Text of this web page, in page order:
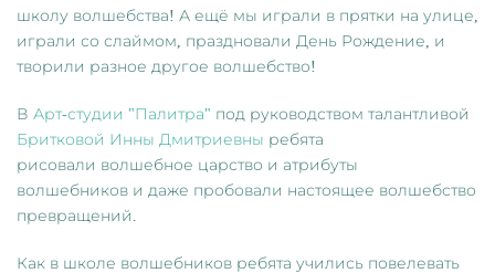
школу волшебства! А ещё мы играли в прятки на улице,
играли со слаймом, праздновали День Рождение, и
творили разное другое волшебство!
В Арт-студии "Палитра" под руководством талантливой
Бритковой Инны Дмитриевны ребята
рисовали волшебное царство и атрибуты
волшебников и даже пробовали настоящее волшебство
превращений.
Как в школе волшебников ребята учились повелевать